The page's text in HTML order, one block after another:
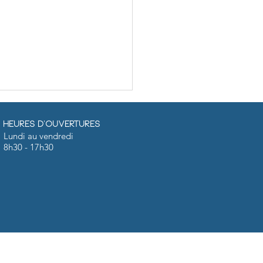
Heures d'ouvertures
Lundi au vendredi
8h30 - 17h30